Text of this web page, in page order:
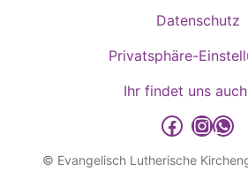
Datenschutz
Privatsphäre-
Ihr findet uns
detmold-lutherisch auf Facebook
detmold-lutherisch
detmold-
© Evangelisch Lutherische